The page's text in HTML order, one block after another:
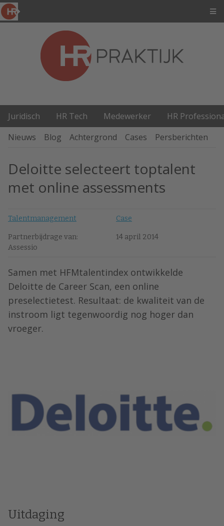
Juridisch HR Tech Medewerker
HR
Nieuws
Blog Achtergrond Cases Persberichten
Deloitte selecteert toptalent
met online assessments
Talentmanagement Case
Partnerbijdrage van:
Assessio
14 april 2014
Samen met HFMtalentindex ontwikkelde
Deloitte de Career Scan, een online
preselectietest. Resultaat: de kwaliteit van de
instroom ligt tegenwoordig nog hoger dan
vroeger.
Uitdaging